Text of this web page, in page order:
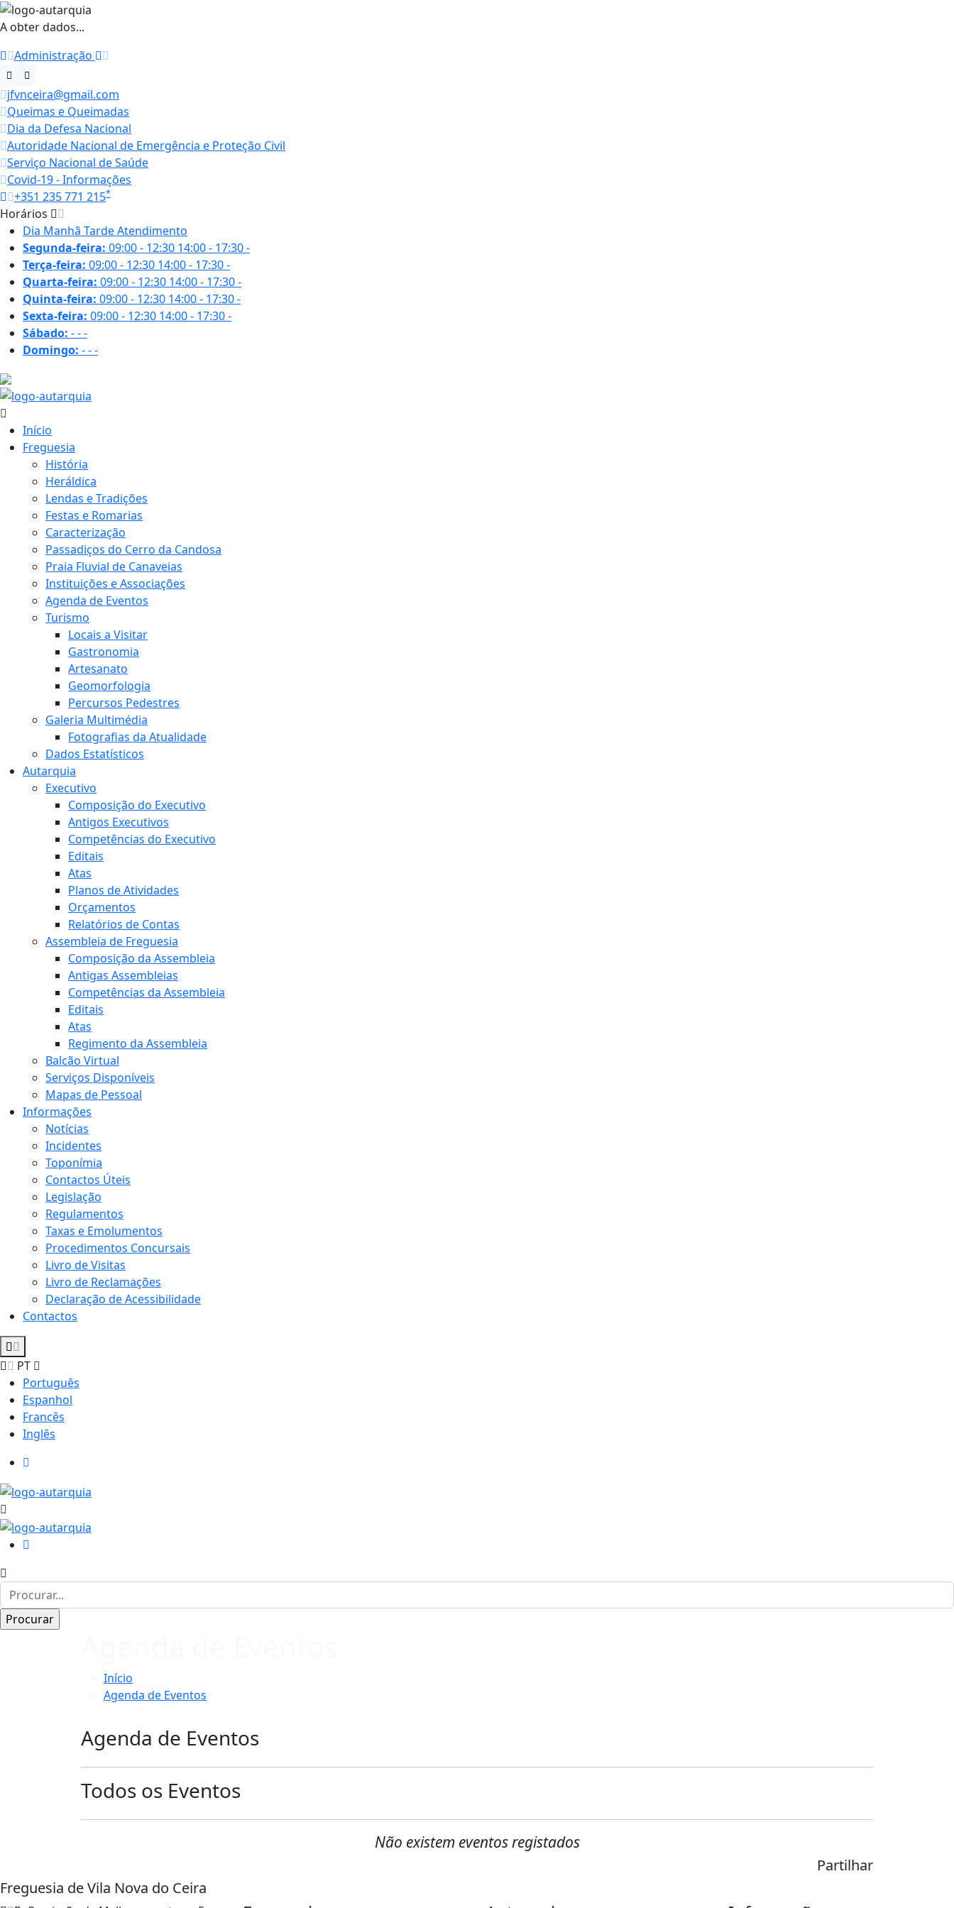
A obter dados...
Administração
jfvnceira@gmail.com
Queimas e Queimadas
Dia da Defesa Nacional
Autoridade Nacional de Emergência e Proteção Civil
Serviço Nacional de Saúde
Covid-19 - Informações
+351 235 771 215*
Horários
Dia Manhã TardeAtendimento
Segunda-feira: 09:00 - 12:30 14:00 - 17:30-
Terça-feira: 09:00 - 12:30 14:00 - 17:30-
Quarta-feira: 09:00 - 12:30 14:00 - 17:30-
Quinta-feira: 09:00 - 12:30 14:00 - 17:30-
Sexta-feira: 09:00 - 12:30 14:00 - 17:30-
Sábado: ---
Domingo: ---
Início
Freguesia
História
Heráldica
Lendas e Tradições
Festas e Romarias
Caracterização
Passadiços do Cerro da Candosa
Praia Fluvial de Canaveias
Instituições e Associações
Agenda de Eventos
Turismo
Locais a Visitar
Gastronomia
Artesanato
Geomorfologia
Percursos Pedestres
Galeria Multimédia
Fotografias da Atualidade
Dados Estatísticos
Autarquia
Executivo
Composição do Executivo
Antigos Executivos
Competências do Executivo
Editais
Atas
Planos de Atividades
Orçamentos
Relatórios de Contas
Assembleia de Freguesia
Composição da Assembleia
Antigas Assembleias
Competências da Assembleia
Editais
Atas
Regimento da Assembleia
Balcão Virtual
Serviços Disponíveis
Mapas de Pessoal
Informações
Notícias
Incidentes
Toponímia
Contactos Úteis
Legislação
Regulamentos
Taxas e Emolumentos
Procedimentos Concursais
Livro de Visitas
Livro de Reclamações
Declaração de Acessibilidade
Contactos
PT
Português
Espanhol
Francês
Inglês
Início
Agenda de Eventos
Agenda de Eventos
Todos os Eventos
Não existem eventos registados
Partilhar
Freguesia de Vila Nova do Ceira